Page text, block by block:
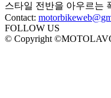
스타일 전반을 아우르는
Contact:
FOLLOW US
© Copyright